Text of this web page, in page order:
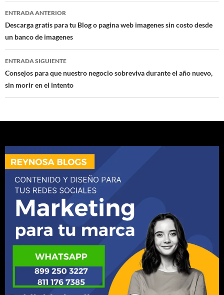
Navegación
de
entradas
ENTRADA ANTERIOR
Descarga gratis para tu Blog o pagina web imagenes sin costo desde
un banco de imagenes
ENTRADA SIGUIENTE
Consejos para que nuestro negocio sobreviva durante el año nuevo,
sin morir en el intento